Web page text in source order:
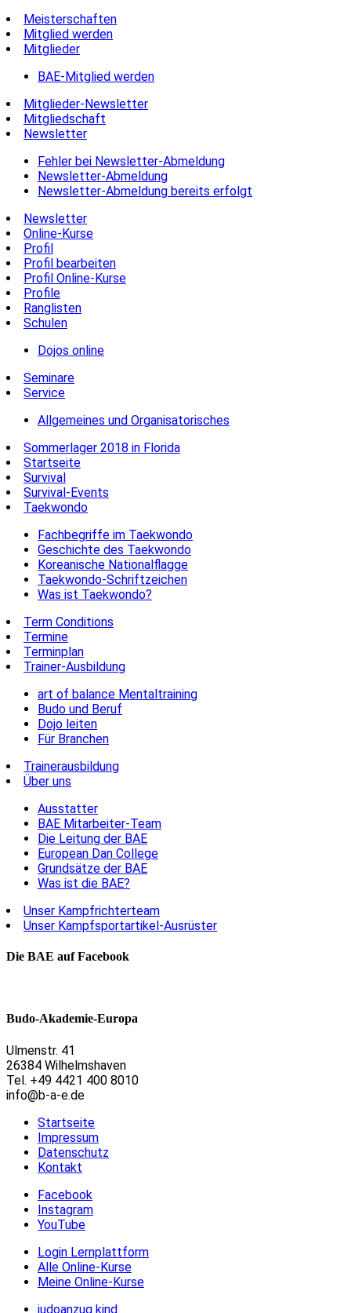
Meisterschaften
Mitglied werden
Mitglieder
BAE-Mitglied werden
Mitglieder-Newsletter
Mitgliedschaft
Newsletter
Fehler bei Newsletter-Abmeldung
Newsletter-Abmeldung
Newsletter-Abmeldung bereits erfolgt
Newsletter
Online-Kurse
Profil
Profil bearbeiten
Profil Online-Kurse
Profile
Ranglisten
Schulen
Dojos online
Seminare
Service
Allgemeines und Organisatorisches
Sommerlager 2018 in Florida
Startseite
Survival
Survival-Events
Taekwondo
Fachbegriffe im Taekwondo
Geschichte des Taekwondo
Koreanische Nationalflagge
Taekwondo-Schriftzeichen
Was ist Taekwondo?
Term Conditions
Termine
Terminplan
Trainer-Ausbildung
art of balance Mentaltraining
Budo und Beruf
Dojo leiten
Für Branchen
Trainerausbildung
Über uns
Ausstatter
BAE Mitarbeiter-Team
Die Leitung der BAE
European Dan College
Grundsätze der BAE
Was ist die BAE?
Unser Kampfrichterteam
Unser Kampfsportartikel-Ausrüster
Die BAE auf Facebook
Budo-Akademie-Europa
Ulmenstr. 41
26384 Wilhelmshaven
Tel. +49 4421 400 8010
info@b-a-e.de
Startseite
Impressum
Datenschutz
Kontakt
Facebook
Instagram
YouTube
Login Lernplattform
Alle Online-Kurse
Meine Online-Kurse
judoanzug kind